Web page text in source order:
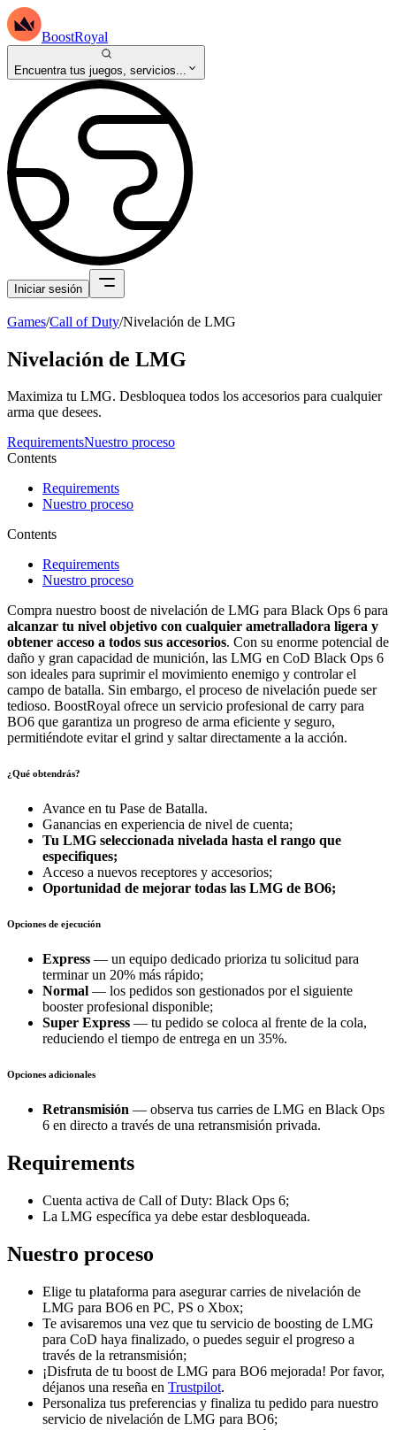
BoostRoyal
Encuentra tus juegos, servicios...
Iniciar sesión
Games/Call of Duty/Nivelación de LMG
Nivelación de LMG
Maximiza tu LMG. Desbloquea todos los accesorios para cualquier
arma que desees.
RequirementsNuestro proceso
Contents
Requirements
Nuestro proceso
Contents
Requirements
Nuestro proceso
Compra nuestro boost de nivelación de LMG para Black Ops 6 para
alcanzar tu nivel objetivo con cualquier ametralladora ligera y
obtener acceso a todos sus accesorios. Con su enorme potencial de
daño y gran capacidad de munición, las LMG en CoD Black Ops 6
son ideales para suprimir el movimiento enemigo y controlar el
campo de batalla. Sin embargo, el proceso de nivelación puede ser
tedioso. BoostRoyal ofrece un servicio profesional de carry para
BO6 que garantiza un progreso de arma eficiente y seguro,
permitiéndote evitar el grind y saltar directamente a la acción.
¿Qué obtendrás?
Avance en tu Pase de Batalla.
Ganancias en experiencia de nivel de cuenta;
Tu LMG seleccionada nivelada hasta el rango que
especifiques;
Acceso a nuevos receptores y accesorios;
Oportunidad de mejorar todas las LMG de BO6;
Opciones de ejecución
Express — un equipo dedicado prioriza tu solicitud para
terminar un 20% más rápido;
Normal — los pedidos son gestionados por el siguiente
booster profesional disponible;
Super Express — tu pedido se coloca al frente de la cola,
reduciendo el tiempo de entrega en un 35%.
Opciones adicionales
Retransmisión — observa tus carries de LMG en Black Ops
6 en directo a través de una retransmisión privada.
Requirements
Cuenta activa de Call of Duty: Black Ops 6;
La LMG específica ya debe estar desbloqueada.
Nuestro proceso
Elige tu plataforma para asegurar carries de nivelación de
LMG para BO6 en PC, PS o Xbox;
Te avisaremos una vez que tu servicio de boosting de LMG
para CoD haya finalizado, o puedes seguir el progreso a
través de la retransmisión;
¡Disfruta de tu boost de LMG para BO6 mejorada! Por favor,
déjanos una reseña en Trustpilot.
Personaliza tus preferencias y finaliza tu pedido para nuestro
servicio de nivelación de LMG para BO6;